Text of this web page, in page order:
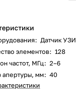
: Датчик УЗИ
элементов: 128
частот, МГц: 2–6
апертуры, мм: 40